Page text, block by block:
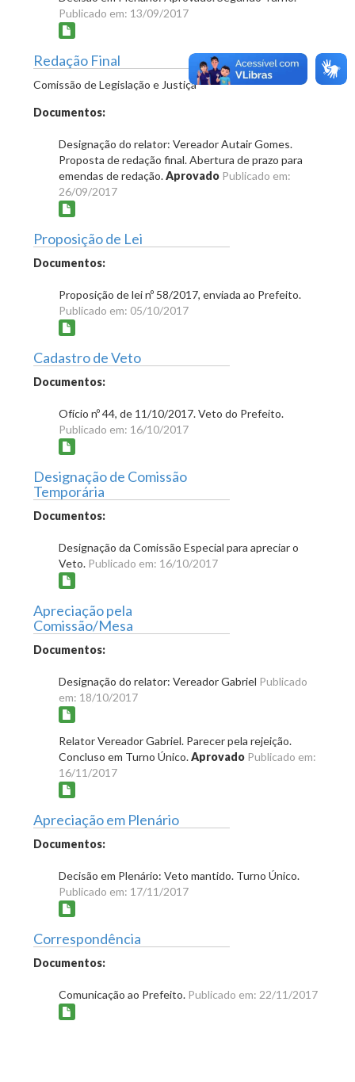
Publicado em: 13/09/2017
Redação Final
Comissão de Legislação e Justiça
Documentos:
Designação do relator: Vereador Autair Gomes.
Proposta de redação final. Abertura de prazo para
emendas de redação.Aprovado Publicado em:
26/09/2017
Proposição de Lei
Documentos:
Proposição de lei nº 58/2017, enviada ao Prefeito.
Publicado em: 05/10/2017
Cadastro de Veto
Documentos:
Ofício nº 44, de 11/10/2017. Veto do Prefeito.
Publicado em: 16/10/2017
Designação de Comissão
Temporária
Documentos:
Designação da Comissão Especial para apreciar o
Veto. Publicado em: 16/10/2017
Apreciação pela
Comissão/Mesa
Documentos:
Designação do relator: Vereador Gabriel Publicado
em: 18/10/2017
Relator Vereador Gabriel. Parecer pela rejeição.
Concluso em Turno Único.Aprovado Publicado em:
16/11/2017
Apreciação em Plenário
Documentos:
Decisão em Plenário: Veto mantido. Turno Único.
Publicado em: 17/11/2017
Correspondência
Documentos:
Comunicação ao Prefeito. Publicado em: 22/11/2017